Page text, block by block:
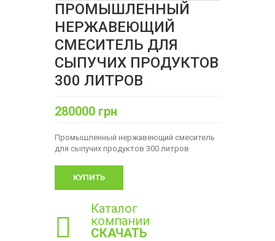
ПРОМЫШЛЕННЫЙ
НЕРЖАВЕЮЩИЙ
СМЕСИТЕЛЬ ДЛЯ
СЫПУЧИХ ПРОДУКТОВ
300 ЛИТРОВ
280000 грн
Промышленный нержавеющий смеситель
для сыпучих продуктов 300 литров
КУПИТЬ
Каталог
компании
СКАЧАТЬ